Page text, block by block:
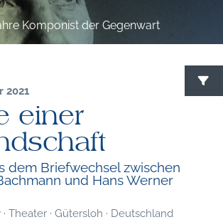
Komponist der Gegenwart
2021
einer
dem Briefwechsel zwischen
und Hans Werner
Theater · Gütersloh · Deutschland